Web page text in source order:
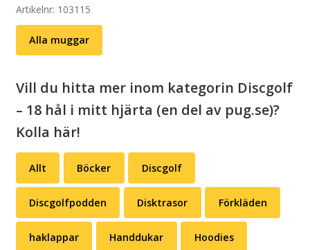
en
rekommendation
mängd
Artikelnr: 103115
Alla muggar
Vill du hitta mer inom kategorin Discgolf
– 18 hål i mitt hjärta (en del av pug.se)?
Kolla här!
Allt Böcker Discgolf
Discgolfpodden Disktrasor Förkläden
haklappar Handdukar Hoodies